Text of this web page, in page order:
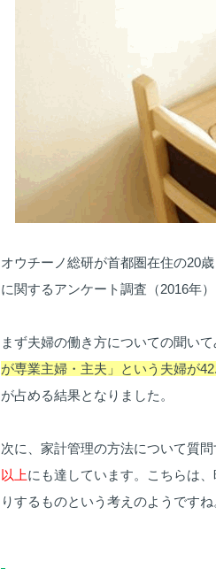
オウチーノ総研が首都圏在住の20
に関するアンケート調査（2016年）
まず夫婦の働き方についての聞いて
が専業主婦・主夫」という夫婦が
が占める結果となりました。
次に、家計管理の方法について質問
以上にも達しています。こちらは
りするものという考えのようですね